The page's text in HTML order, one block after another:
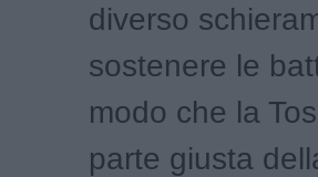
diverso
sostenere le
modo che la
parte giusta